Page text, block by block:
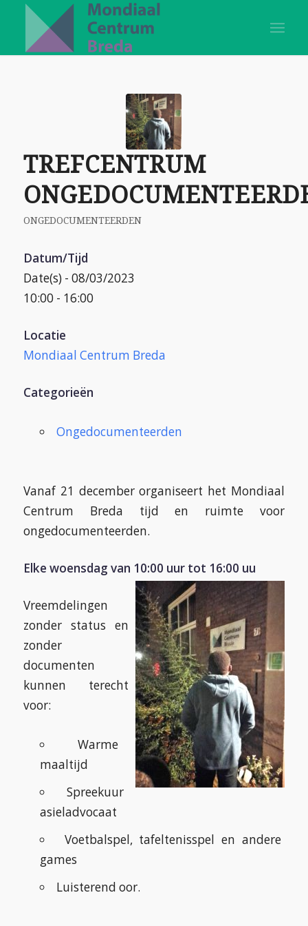
TREFCENTRUM
ONGEDOCUMENTEERDEN
Datum/Tijd
Date(s) - 08/03/2023
10:00 - 16:00
Locatie
Mondiaal Centrum Breda
Categorieën
Ongedocumenteerden
Vanaf 21 december organiseert het Mondiaal
Centrum Breda tijd en ruimte voor
ongedocumenteerden.
Elke woensdag van 10:00 uur tot 16:00 uu
Vreemdelingen
zonder status en
zonder
documenten
kunnen terecht
voor:
Warme
maaltijd
Spreekuur
asieladvocaat
Voetbalspel, tafeltenisspel en andere
games
Luisterend oor.